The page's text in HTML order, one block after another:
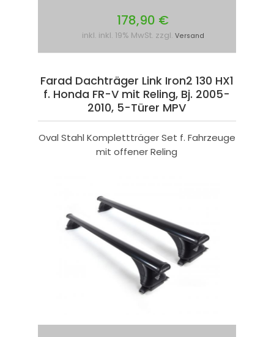
178,90 €
inkl. inkl. 19% MwSt. zzgl. Versand
Farad Dachträger Link Iron2 130 HX1
f. Honda FR-V mit Reling, Bj. 2005-
2010, 5-Türer MPV
Oval Stahl Komplettträger Set f. Fahrzeuge
mit offener Reling